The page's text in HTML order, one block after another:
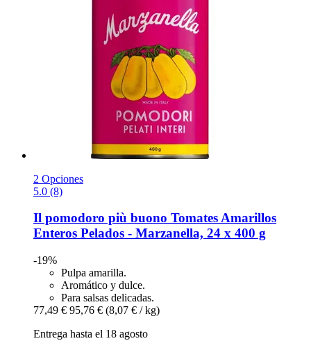
2 Opciones
5.0 (8)
Il pomodoro più buono Tomates Amarillos
Enteros Pelados -​ Marzanella, 24 x 400 g
-19%
Pulpa amarilla.
Aromático y dulce.
Para salsas delicadas.
77,49 € 95,76 € (8,07 € / kg)
Entrega hasta el 18 agosto